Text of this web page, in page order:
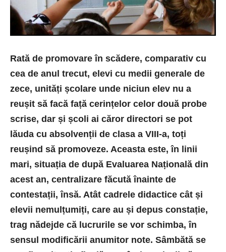
Rată de promovare în scădere, comparativ cu
cea de anul trecut, elevi cu medii generale de
zece, unități școlare unde niciun elev nu a
reușit să facă față cerințelor celor două probe
scrise, dar și școli ai căror directori se pot
lăuda cu absolvenții de clasa a VIII-a, toți
reușind să promoveze. Aceasta este, în linii
mari, situația de după Evaluarea Națională din
acest an, centralizare făcută înainte de
contestații, însă. Atât cadrele didactice cât și
elevii nemulțumiți, care au și depus constație,
trag nădejde că lucrurile se vor schimba, în
sensul modificării anumitor note. Sâmbătă se